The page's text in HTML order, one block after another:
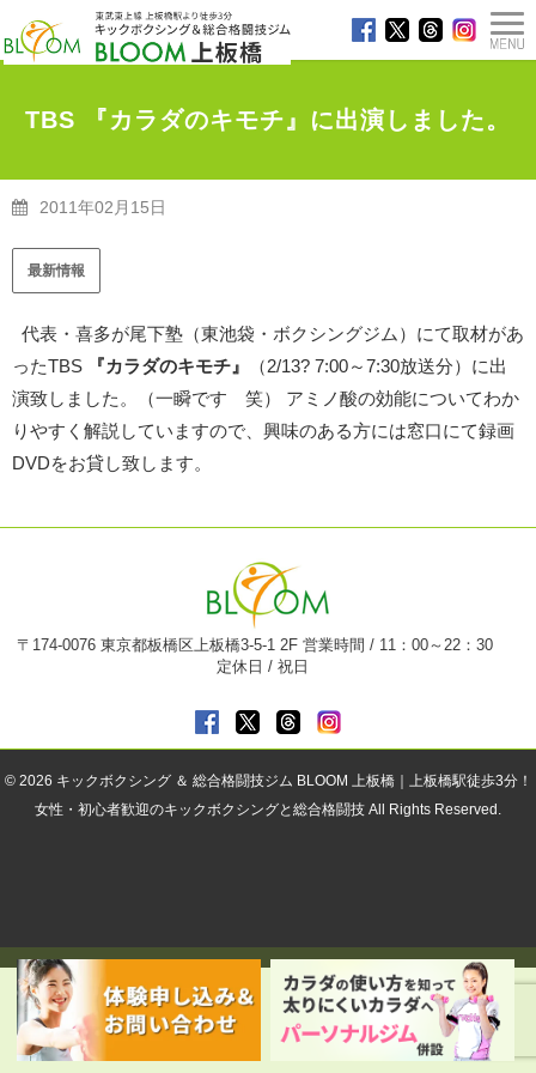
TBS 『カラダのキモチ』に出演しました。
TOP > 最新情報>TBS 『カラダのキモチ』に出演しました。
2011年02月15日
最新情報
代表・喜多が尾下塾（東池袋・ボクシングジム）にて取材があ
ったTBS
『カラダのキモチ』
（2/13? 7:00～7:30放送分）に出
演致しました。（一瞬です 笑） アミノ酸の効能についてわか
りやすく解説していますので、興味のある方には窓口にて録画
DVDをお貸し致します。
〒174-0076 東京都板橋区上板橋3-5-1 2F 営業時間 / 11：00～22：30
定休日 / 祝日
© 2026 キックボクシング ＆ 総合格闘技ジム BLOOM 上板橋｜上板橋駅徒歩3分！
女性・初心者歓迎のキックボクシングと総合格闘技 All Rights Reserved.